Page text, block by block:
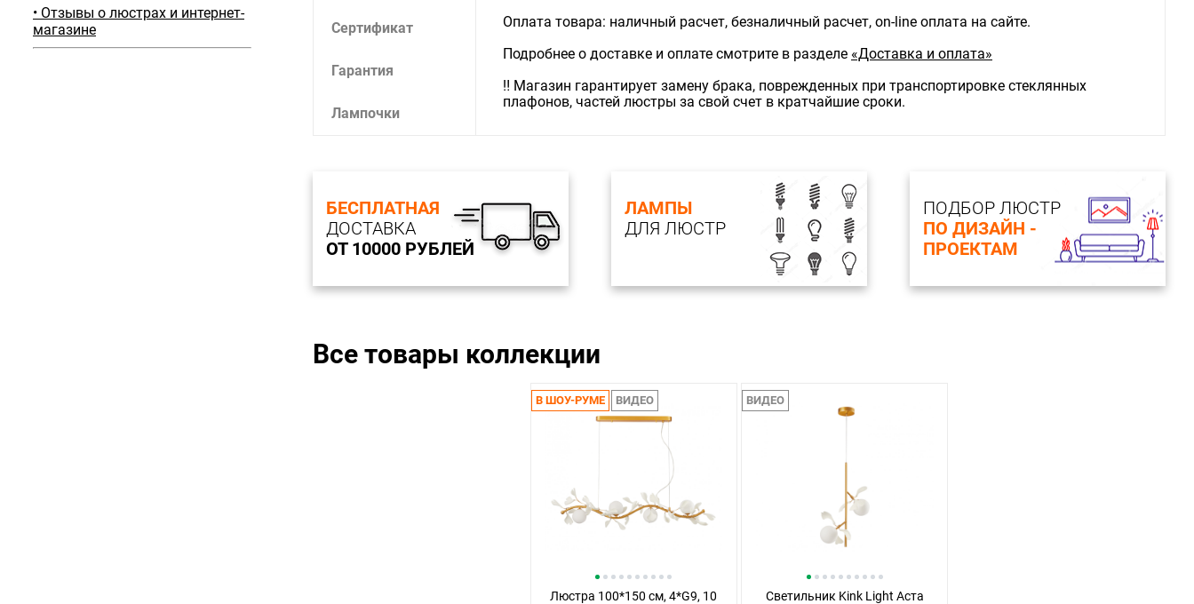
• Отзывы о люстрах и интернет-
магазине
Сертификат
Гарантия
Лампочки
Оплата товара: наличный расчет, безналичный расчет, on-line оплата на сайте.
Подробнее о доставке и оплате смотрите в разделе «Доставка и оплата»
‼️ Магазин гарантирует замену брака, поврежденных при транспортировке стеклянных
плафонов, частей люстры за свой счет в кратчайшие сроки.
БЕСПЛАТНАЯ
ДОСТАВКА
ОТ 10000 РУБЛЕЙ
ЛАМПЫ
ДЛЯ ЛЮСТР
ПОДБОР ЛЮСТР
ПО ДИЗАЙН -
ПРОЕКТАМ
Все товары коллекции
В ШОУ-РУМЕ ВИДЕО
Люстра 100*150 см, 4*G9, 10
ВИДЕО
Светильник Kink Light Аста